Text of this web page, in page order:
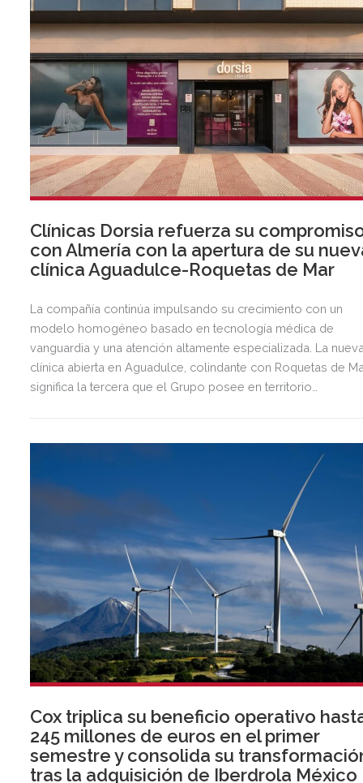
Clínicas Dorsia refuerza su
con Almería con la apertura de su
clínica Aguadulce-Roquetas de Mar
La compañía continúa impulsando su crecimiento con un
modelo homogéneo basado en tecnología médica de
vanguardia y una atención altamente especializada. La
clínica abierta en Aguadulce, colindante con Roquetas de
significa la tercera que el Grupo posee en territorio
Cox triplica su beneficio operativo
245 millones de euros en el primer
semestre y consolida su
tras la adquisición de Iberdrola México